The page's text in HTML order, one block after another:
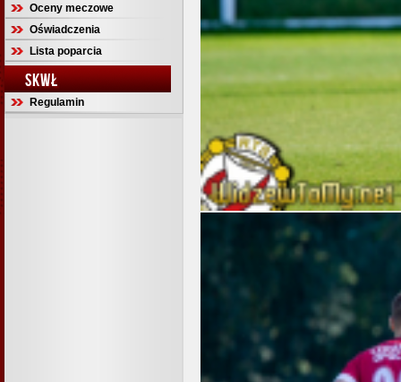
Oceny meczowe
Oświadczenia
Lista poparcia
SKWŁ
Regulamin